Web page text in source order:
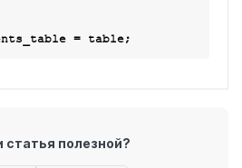
статья полезной?